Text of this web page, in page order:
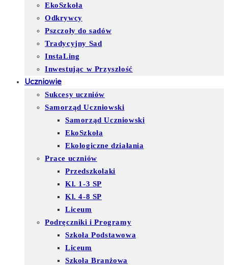
EkoSzkoła
Odkrywcy
Pszczoły do sadów
Tradycyjny Sad
InstaLing
Inwestując w Przyszłość
Uczniowie
Sukcesy uczniów
Samorząd Uczniowski
Samorząd Uczniowski
EkoSzkoła
Ekologiczne działania
Prace uczniów
Przedszkolaki
Kl. 1-3 SP
Kl. 4-8 SP
Liceum
Podręczniki i Programy
Szkoła Podstawowa
Liceum
Szkoła Branżowa